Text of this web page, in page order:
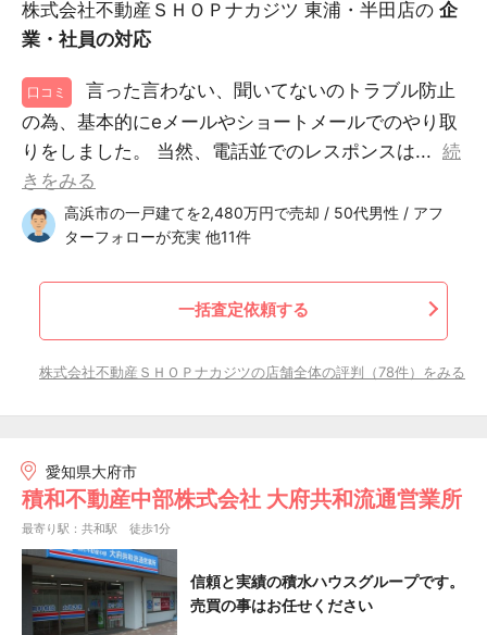
株式会社不動産ＳＨＯＰナカジツ 東浦・半田店の 企
業・社員の対応
口コミ
言った言わない、聞いてないのトラブル防止
の為、基本的にeメールやショートメールでのやり取
りをしました。 当然、電話並でのレスポンスは... 続
きをみる
高浜市の一戸建てを2,480万円で売却 / 50代男性 / アフ
ターフォローが充実 他11件
一括査定依頼する
株式会社不動産ＳＨＯＰナカジツの店舗全体の評判（78件）をみる
愛知県大府市
積和不動産中部株式会社 大府共和流通営業所
最寄り駅：共和駅 徒歩1分
信頼と実績の積水ハウスグループです。
売買の事はお任せください